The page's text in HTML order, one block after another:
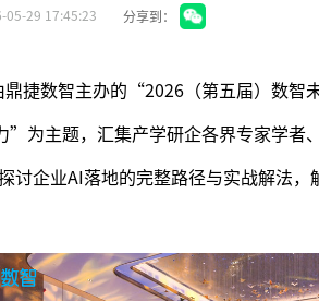
05-29 17:45:23 分享到：
鼎捷数智主办的“2026（第五届）数
为主题，汇集产学研企各界专家学者
讨企业AI落地的完整路径与实战解法